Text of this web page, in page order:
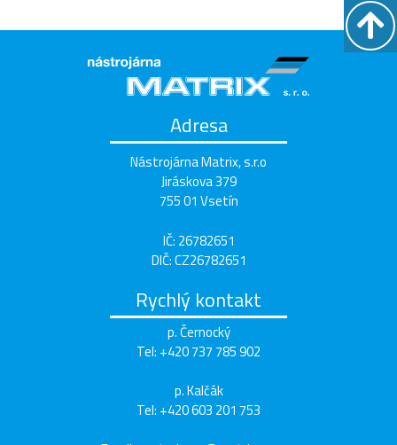
Adresa
Nástrojárna Matrix, s.r.o
Jiráskova 379
755 01 Vsetín
IČ: 26782651
DIČ: CZ26782651
Rychlý kontakt
p. Černocký
Tel: +420 737 785 902
p. Kalčák
Tel: +420 603 201 753